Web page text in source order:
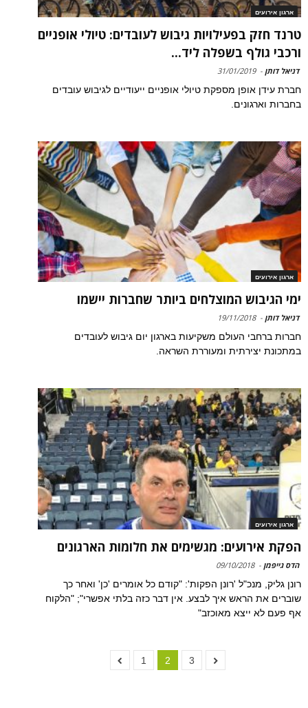
ארגון אירועים
טרנד חזק בפעילויות גיבוש לעובדים: טיולי אופניים
ורכבי גולף בשפלה ליד...
דניאל דותן -
31/01/2019
חברת עידן אופן מספקת טיולי אופניים ייעודיים לגיבוש עובדים
בחברות וארגונים.
ארגון אירועים
ימי הגיבוש המוצלחים ביותר שחברות יישמו
דניאל דותן -
19/11/2018
חברות ברחבי העולם משקיעות בארגון יום גיבוש לעובדים
במתכונת יצירתית ומעוררת השראה.
ארגון אירועים
הפקת אירועים: מגשימים את חלומות הארגונים
הדס גייפמן -
09/10/2018
רונן גליק, מנכ"ל 'רונן הפקות': "קודם כל אומרים 'כן' ואחר כך
שוברים את הראש איך לבצע. אין דבר כזה בלתי אפשרי"; "הלקוח
אף פעם לא ייצא מאוכזב"
1 2 3